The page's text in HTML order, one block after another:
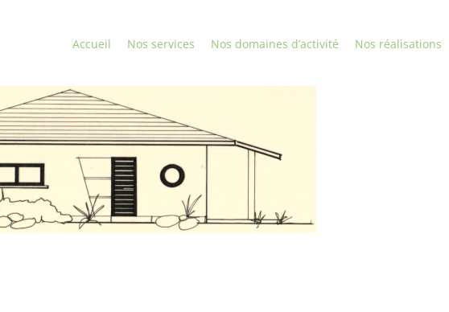
Accueil Nos services Nos domaines d’activité Nos réalisations